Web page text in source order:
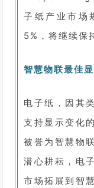
子纸产业市场
5%，将继续保
智慧物联最佳
电子纸，因其
支持显示变化
被誉为智慧物
潜心耕耘，电
市场拓展到智